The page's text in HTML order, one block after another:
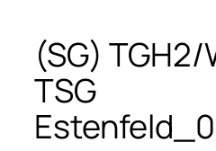
(SG) TGH2/
TSG